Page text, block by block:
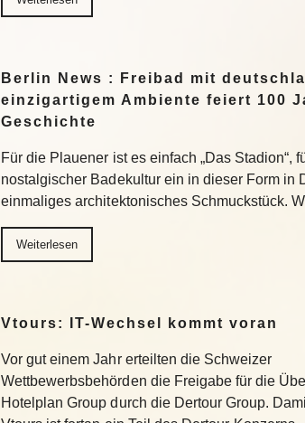
Berlin News : Freibad mit
einzigartigem Ambiente feiert 100
Geschichte
Für die Plauener ist es einfach „Das Stadion“,
nostalgischer Badekultur ein in dieser Form in
einmaliges architektonisches Schmuckstück.
Weiterlesen
Vtours: IT-Wechsel kommt voran
Vor gut einem Jahr erteilten die Schweizer
Wettbewerbsbehörden die Freigabe für die
Hotelplan Group durch die Dertour Group.